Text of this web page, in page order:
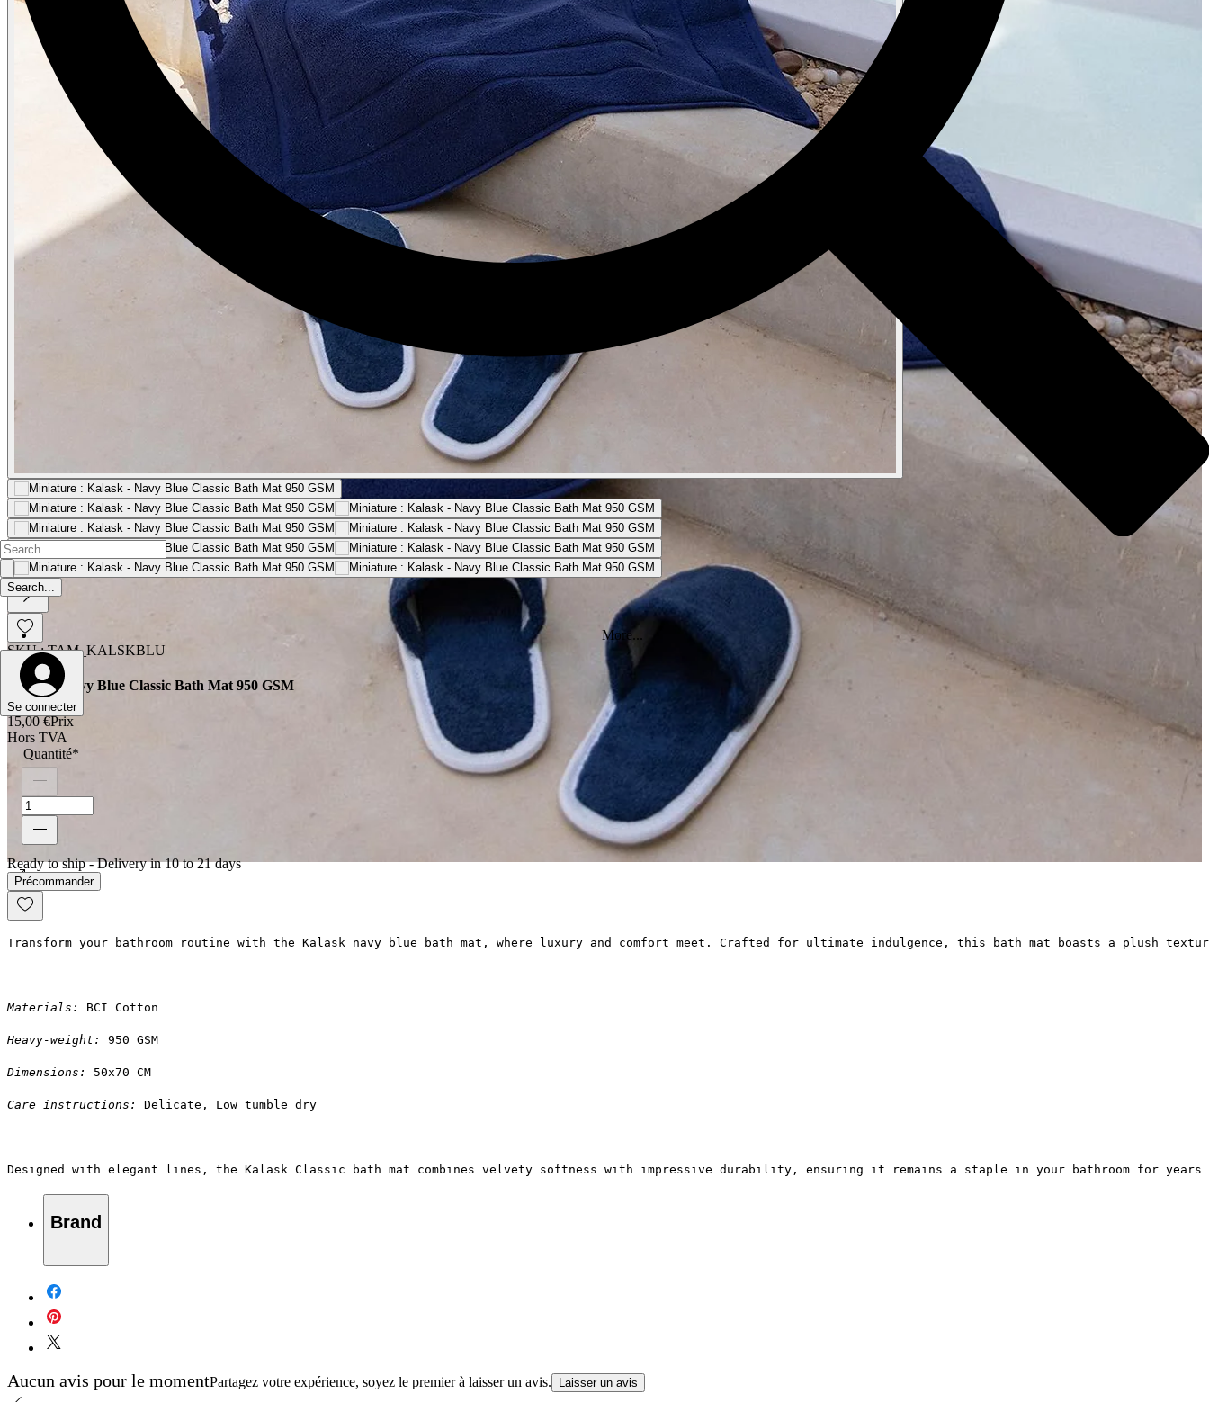
More...
Se connecter
SKU : TAM_KALSKBLU
Kalask - Navy Blue Classic Bath Mat 950 GSM
15,00 €Prix
Hors TVA
Quantité*
Ready to ship - Delivery in 10 to 21 days
Précommander
Transform your bathroom routine with the Kalask navy blue bath mat, where luxury and comfort meet. Crafted for ultimate indulgence, this bath mat boasts a
Materials: BCI Cotton
Heavy-weight: 950 GSM
Dimensions: 50x70 CM
Care instructions: Delicate, Low tumble dry
Designed with elegant lines, the Kalask Classic bath mat combines velvety softness with impressive durability, ensuring it remains a staple in your bathroom for
Brand
More Cottons
Aucun avis pour le momentPartagez votre expérience, soyez le premier à laisser un avis. Laisser un avis